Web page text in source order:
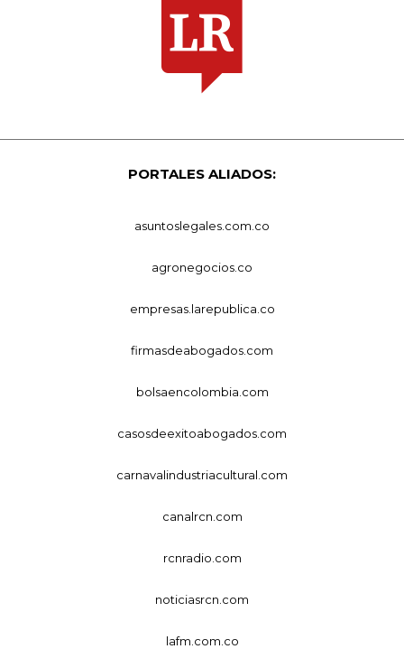
PORTALES ALIADOS:
asuntoslegales.com.co
agronegocios.co
empresas.larepublica.co
firmasdeabogados.com
bolsaencolombia.com
casosdeexitoabogados.com
carnavalindustriacultural.com
canalrcn.com
rcnradio.com
noticiasrcn.com
lafm.com.co